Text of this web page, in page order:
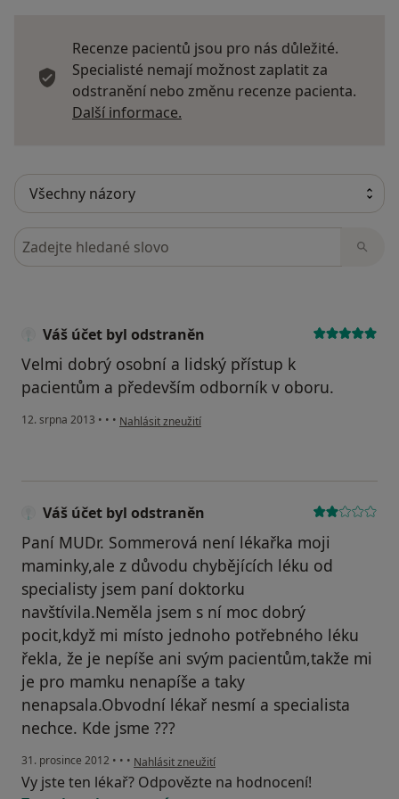
Recenze pacientů jsou pro nás důležité.
Specialisté nemají možnost zaplatit za
odstranění nebo změnu recenze pacienta.
Další informace.
Hledejte v názorech
Váš účet byl odstraněn
Velmi dobrý osobní a lidský přístup k
pacientům a především odborník v oboru.
12. srpna 2013 • • • podle názoru uživatele Váš účet byl odstraněn
Nahlásit zneužití
Váš účet byl odstraněn
Paní MUDr. Sommerová není lékařka moji
maminky,ale z důvodu chybějících léku od
specialisty jsem paní doktorku
navštívila.Neměla jsem s ní moc dobrý
pocit,když mi místo jednoho potřebného léku
řekla, že je nepíše ani svým pacientům,takže mi
je pro mamku nenapíše a taky
nenapsala.Obvodní lékař nesmí a specialista
nechce. Kde jsme ???
31. prosince 2012 • • • podle názoru uživatele Váš účet byl odstraněn
Nahlásit zneužití
Vy jste ten lékař? Odpovězte na hodnocení!